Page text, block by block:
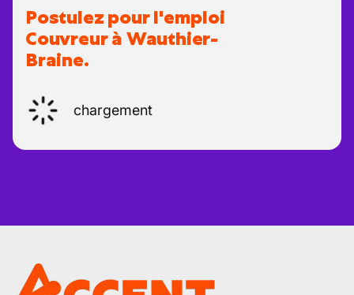
Postulez pour l'emploi
Couvreur à Wauthier-
Braine.
chargement